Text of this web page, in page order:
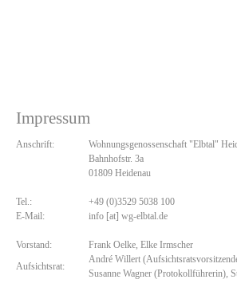
Impressum
Anschrift:
Wohnungsgenossenschaft "Elbtal"
Bahnhofstr. 3a
01809 Heidenau
Tel.:
+49 (0)3529 5038 100
E-Mail:
info [at] wg-elbtal.de
Vorstand:
Frank Oelke, Elke Irmscher
Aufsichtsrat:
André Willert
Susanne Wagner (Protokollführerin),